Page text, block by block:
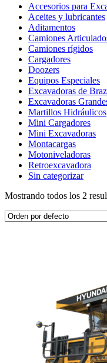
Accesorios para
Aceites y lubricantes
Aditamentos
Camiones
Camiones rígidos
Cargadores
Doozers
Equipos Especiales
Excavadoras de
Excavadoras
Martillos Hidráulicos
Mini Cargadores
Mini Excavadoras
Montacargas
Motoniveladoras
Retroexcavadora
Sin categorizar
Mostrando todos los 2